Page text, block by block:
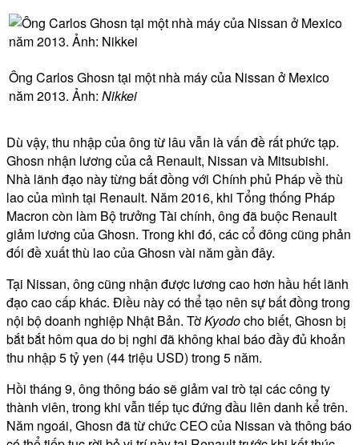
Ông Carlos Ghosn tại một nhà máy của Nissan ở Mexico
năm 2013. Ảnh: Nikkei
Dù vậy, thu nhập của ông từ lâu vẫn là vấn đề rất phức tạp.
Ghosn nhận lương của cả Renault, Nissan và Mitsubishi.
Nhà lãnh đạo này từng bất đồng với Chính phủ Pháp về thù
lao của mình tại Renault. Năm 2016, khi Tổng thống Pháp
Macron còn làm Bộ trưởng Tài chính, ông đã buộc Renault
giảm lương của Ghosn. Trong khi đó, các cổ đông cũng phản
đối đề xuất thù lao của Ghosn vài năm gần đây.
Tại Nissan, ông cũng nhận được lương cao hơn hầu hết lãnh
đạo cao cấp khác. Điều này có thể tạo nên sự bất đồng trong
nội bộ doanh nghiệp Nhật Bản. TờKyodocho biết, Ghosn bị
bắt bắt hôm qua do bị nghi đã không khai báo đầy đủ khoản
thu nhập 5 tỷ yen (44 triệu USD) trong 5 năm.
Hồi tháng 9, ông thông báo sẽ giảm vai trò tại các công ty
thành viên, trong khi vẫn tiếp tục đứng đầu liên danh kể trên.
Năm ngoái, Ghosn đã từ chức CEO của Nissan và thông báo